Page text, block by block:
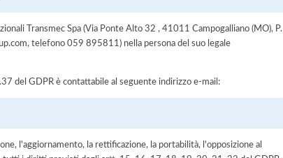
Transmec Spa (Via Ponte Alto 32 , 41011 Campogalliano (MO), P.
telefono 059 895811) nella persona del suo legale
del GDPR è contattabile al seguente indirizzo e-mail:
l'aggiornamento, la rettificazione, la portabilità, l'opposizione al